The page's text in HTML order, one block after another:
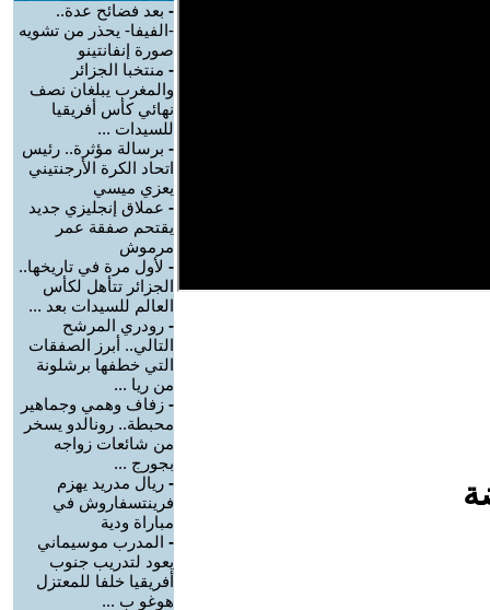
- بعد فضائح عدة..
-الفيفا- يحذر من تشويه
صورة إنفانتينو
- منتخبا الجزائر
والمغرب يبلغان نصف
نهائي كأس أفريقيا
للسيدات ...
- برسالة مؤثرة.. رئيس
اتحاد الكرة الأرجنتيني
يعزي ميسي
- عملاق إنجليزي جديد
يقتحم صفقة عمر
مرموش
- لأول مرة في تاريخها..
الجزائر تتأهل لكأس
العالم للسيدات بعد ...
- رودري المرشح
التالي.. أبرز الصفقات
التي خطفها برشلونة
من ريا ...
- زفاف وهمي وجماهير
محبطة.. رونالدو يسخر
من شائعات زواجه
بجورج ...
- ريال مدريد يهزم
فرينتسفاروش في
مباراة ودية
- المدرب موسيماني
يعود لتدريب جنوب
أفريقيا خلفا للمعتزل
هوغو ب ...